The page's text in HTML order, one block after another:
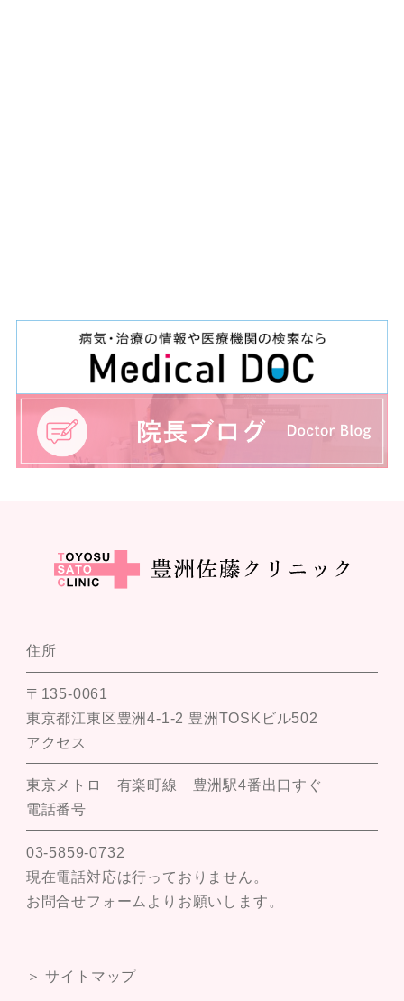
住所
〒135-0061
東京都江東区豊洲4-1-2 豊洲TOSKビル502
アクセス
東京メトロ 有楽町線 豊洲駅4番出口すぐ
電話番号
03-5859-0732
現在電話対応は行っておりません。
お問合せフォームよりお願いします。
＞ サイトマップ